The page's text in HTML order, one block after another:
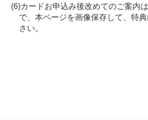
(6)カードお申込み後改めてのご案内
で、本ページを画像保存して、特
さい。